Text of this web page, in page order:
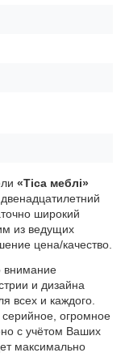
«Тіса меблі»
широкий
из ведущих
цена/качество.
внимание
и дизайна
всех и каждого.
серийное, огромное
с учётом Ваших
максимально